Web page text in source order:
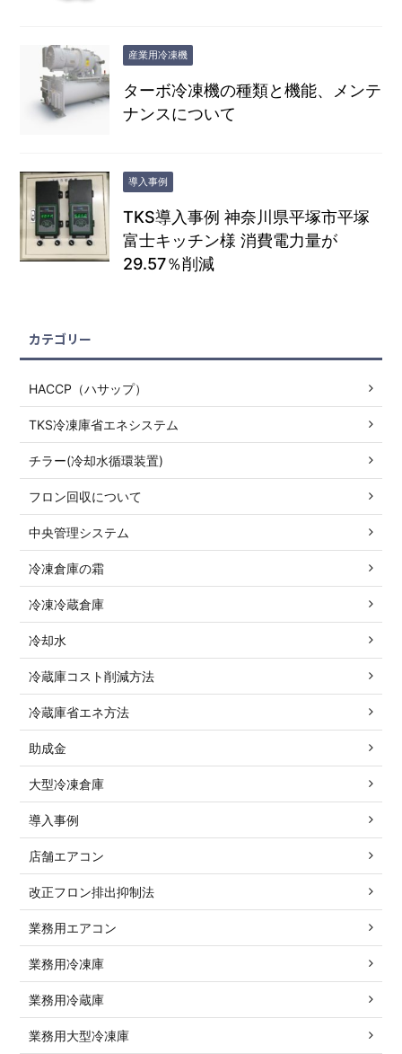
産業用冷凍機
ターボ冷凍機の種類と機能、メンテ
ナンスについて
導入事例
TKS導入事例 神奈川県平塚市平塚
富士キッチン様 消費電力量が
29.57％削減
カテゴリー
HACCP（ハサップ）
TKS冷凍庫省エネシステム
チラー(冷却水循環装置)
フロン回収について
中央管理システム
冷凍倉庫の霜
冷凍冷蔵倉庫
冷却水
冷蔵庫コスト削減方法
冷蔵庫省エネ方法
助成金
大型冷凍倉庫
導入事例
店舗エアコン
改正フロン排出抑制法
業務用エアコン
業務用冷凍庫
業務用冷蔵庫
業務用大型冷凍庫